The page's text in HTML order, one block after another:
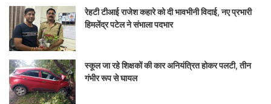
रेहटी टीआई राजेश कहारे को दी भावभीनी विदाई, नए प्रभारी
हिमलेंद्र पटेल ने संभाला पदभार
स्कूल जा रहे शिक्षकों की कार अनियंत्रित होकर पलटी, तीन
गंभीर रूप से घायल